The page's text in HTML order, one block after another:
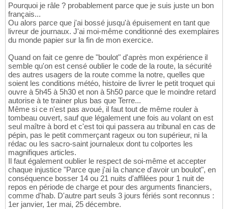
Pourquoi je râle ? probablement parce que je suis juste un bon
français...
Ou alors parce que j'ai bossé jusqu'à épuisement en tant que
livreur de journaux. J'ai moi-même conditionné des exemplaires
du monde papier sur la fin de mon exercice.
Quand on fait ce genre de "boulot" d'après mon expérience il
semble qu'on est censé oublier le code de la route, la sécurité
des autres usagers de la route comme la notre, quelles que
soient les conditions météo, histoire de livrer le petit troquet qui
ouvre à 5h45 à 5h30 et non à 5h50 parce que le moindre retard
autorise à te trainer plus bas que Terre...
Même si ce n'est pas avoué, il faut tout de même rouler à
tombeau ouvert, sauf que légalement une fois au volant on est
seul maître à bord et c'est toi qui passera au tribunal en cas de
pépin, pas le petit commerçant rageux ou ton supérieur, ni la
rédac ou les sacro-saint journaleux dont tu colportes les
magnifiques articles.
Il faut également oublier le respect de soi-même et accepter
chaque injustice "Parce que j'ai la chance d'avoir un boulot", en
conséquence bosser 14 ou 21 nuits d'affilées pour 1 nuit de
repos en période de charge et pour des arguments financiers,
comme d'hab. D'autre part seuls 3 jours fériés sont reconnus :
1er janvier, 1er mai, 25 décembre.